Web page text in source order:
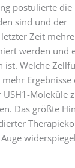
postulierte die
sind und der
Zeit
werden und
ist. Welche
Ergebnisse
Moleküle
Das größte